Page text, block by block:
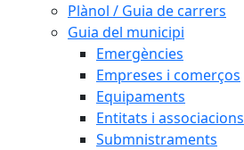
Plànol / Guia de carrers
Guia del municipi
Emergències
Empreses i comerços
Equipaments
Entitats i associacions
Submnistraments